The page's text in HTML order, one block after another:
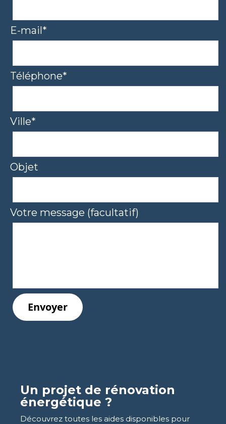
E-mail*
Téléphone*
Ville*
Objet
Votre message (facultatif)
Un projet de rénovation
énergétique ?
Découvrez toutes les aides disponibles pour